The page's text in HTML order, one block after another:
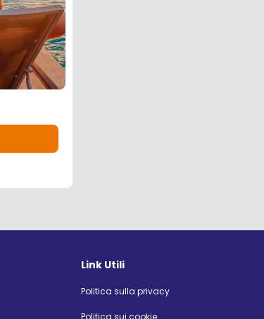
Link Utili
Politica sulla privacy
Politica sui cookie